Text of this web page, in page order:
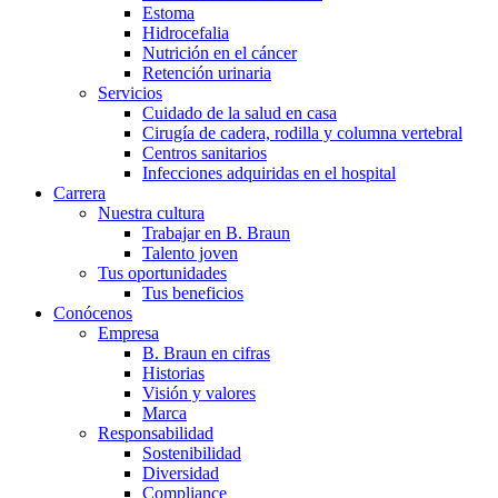
Estoma
Hidrocefalia
Nutrición en el cáncer
Retención urinaria
Servicios
Cuidado de la salud en casa
Cirugía de cadera, rodilla y columna vertebral
Centros sanitarios
Infecciones adquiridas en el hospital
Carrera
Nuestra cultura
Trabajar en B. Braun
Talento joven
Tus oportunidades
Tus beneficios
Conócenos
Empresa
B. Braun en cifras
Historias
Visión y valores
Marca
Responsabilidad
Sostenibilidad
Diversidad
Compliance